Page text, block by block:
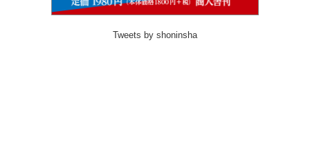
Tweets by shoninsha